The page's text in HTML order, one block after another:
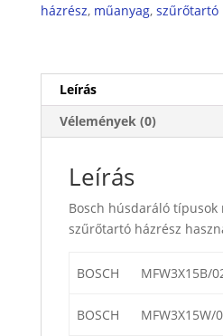
házrész, műanyag, szűrőtartó
Leírás
Vélemények (0)
Leírás
Bosch húsdaráló típusok
szűrőtartó házrész
BOSCH MFW3X15B/
BOSCH MFW3X15W/